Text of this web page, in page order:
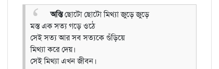
অস্তিছোটো ছোটো মিথ্যা জুড়ে জুড়ে
মস্ত এক সত্য গড়ে ওঠে
সেই সত্য আর সব সত্যকে গুঁড়িয়ে
মিথ্যা করে দেয়।
সেই মিথ্যা এখন জীবন।